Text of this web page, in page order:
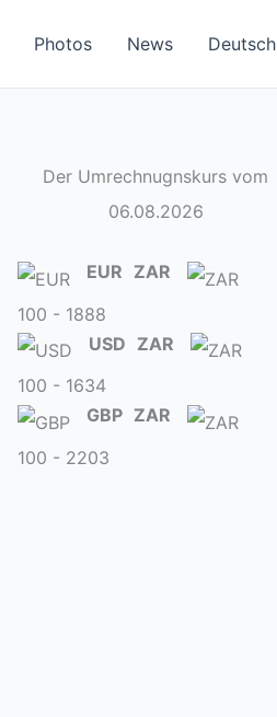
Photos News Deutsch
Der Umrechnugnskurs vom
06.08.2026
EUR ZAR
100 - 1888
USD ZAR
100 - 1634
GBP ZAR
100 - 2203